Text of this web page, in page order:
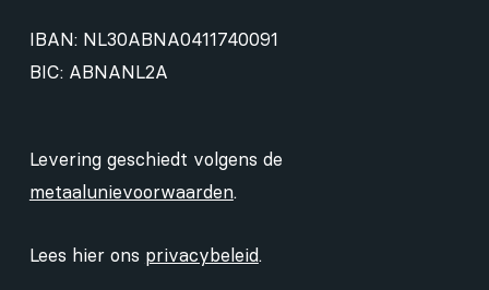
IBAN: NL30ABNA0411740091
BIC: ABNANL2A
Levering geschiedt volgens de
metaalunievoorwaarden.
Lees hier ons privacybeleid.